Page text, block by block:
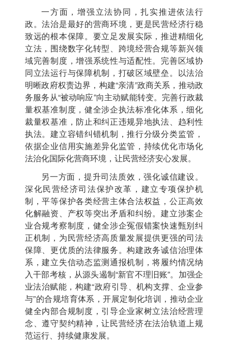
一方面，增强立法协同，扎实推进依法行
政。法治是最好的营商环境，更是民营经济行稳
致远的根本保障。要立足发展实际，推进精细化
立法，围绕数字化转型、跨境经营合规等新兴领
域完善制度，增强系统性与适配性。完善区域协
同立法运行与保障机制，打破区域壁垒。以法治
明晰政府权责边界，构建“亲清”政商关系，推动政
务服务从“被动响应”向主动赋能转变。完善行政裁
量权基准制度，健全涉企执法标准化体系，细化
裁量权基准，防止和纠正违规异地执法、趋利性
执法。建立容错纠错机制，推行分级分类监管，
依据企业信用实施差异化监管，持续优化市场化
法治化国际化营商环境，让民营经济安心发展。
另一方面，提升司法质效，强化诚信建设。
深化民营经济司法保护改革，建立专项保护机
制，平等保护各类经营主体合法权益，公正高效
化解融资、产权等突出矛盾和纠纷。建立涉案企
业合规考察制度，健全涉企冤假错案快速甄别纠
正机制，为民营经济高质量发展提供更强的司法
保障、更优质的法律服务。构建政务诚信治理体
系，建立失信动态监测通报机制，将履约情况纳
入干部考核，从源头遏制“新官不理旧账”。加强企
业法治赋能，构建“政府引导、机构支撑、企业参
与”的合规培育体系，开展定制化培训，推动企业
健全内部合规制度，引导企业家树立法治经营理
念、遵守契约精神，让民营经济在法治轨道上规
范运行、持续健康发展。